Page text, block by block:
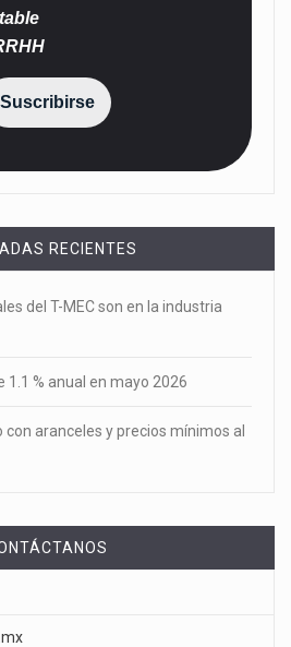
Suscribirse
RECIENTES
del T-MEC son en la industria
1.1 % anual en mayo 2026
con aranceles y precios mínimos al